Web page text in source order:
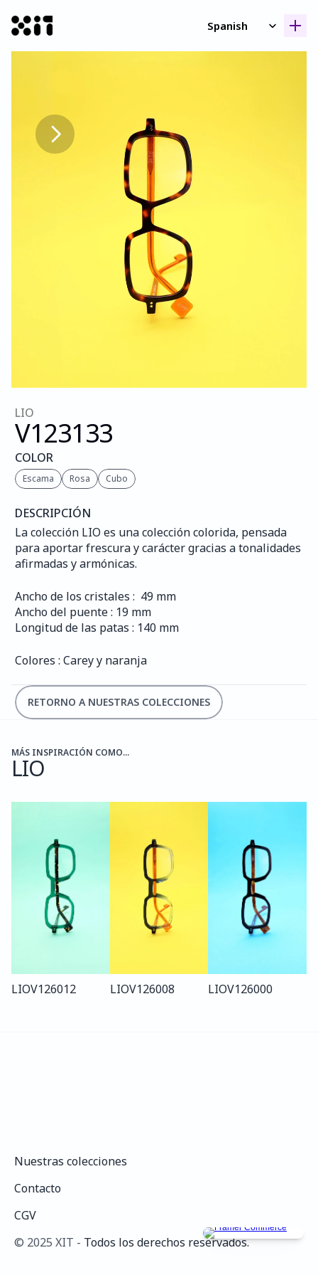
Spanish
LIO
V123133
COLOR
Escama Rosa Cubo
DESCRIPCIÓN
La colección LIO es una colección colorida, pensada
para aportar frescura y carácter gracias a tonalidades
afirmadas y armónicas.
Ancho de los cristales :  49 mm
Ancho del puente : 19 mm
Longitud de las patas : 140 mm
Colores : Carey y naranja
RETORNO A NUESTRAS COLECCIONES
MÁS INSPIRACIÓN COMO...
LIO
LIOV126012 LIOV126008 LIOV126000
©️ 2025 XIT - Todos los derechos reservados.
Nuestras colecciones
Contacto
CGV